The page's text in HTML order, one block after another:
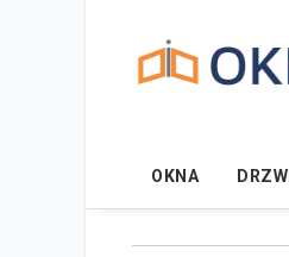
OKNA DRZWI